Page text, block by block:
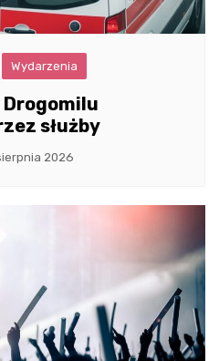
Wydarzenia
Drogomilu
służby
2026